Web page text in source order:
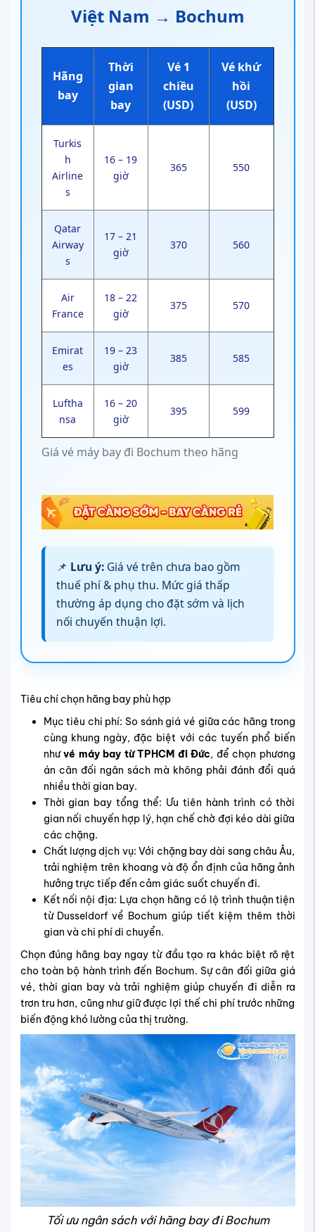
Việt Nam → Bochum
Giá vé máy bay đi Bochum theo hãng
Hãng
bay
Thời
gian
bay
Vé 1
chiều
(USD)
Vé khứ
hồi
(USD)
Turkis
h
Airline
s
16 – 19
giờ
365 550
Qatar
Airway
s
17 – 21
giờ
370 560
Air
France
18 – 22
giờ
375 570
Emirat
es
19 – 23
giờ
385 585
Luftha
nsa
16 – 20
giờ
395 599
📌 Lưu ý:Giá vé trên chưa bao gồm
thuế phí & phụ thu. Mức giá thấp
thường áp dụng cho đặt sớm và lịch
nối chuyến thuận lợi.
Tiêu chí chọn hãng bay phù hợp
Mục tiêu chi phí: So sánh giá vé giữa các hãng trong
cùng khung ngày, đặc biệt với các tuyến phổ biến
nhưvé máy bay từ TPHCM đi Đức, để chọn phương
án cân đối ngân sách mà không phải đánh đổi quá
nhiều thời gian bay.
Thời gian bay tổng thể: Ưu tiên hành trình có thời
gian nối chuyến hợp lý, hạn chế chờ đợi kéo dài giữa
các chặng.
Chất lượng dịch vụ: Với chặng bay dài sang châu Âu,
trải nghiệm trên khoang và độ ổn định của hãng ảnh
hưởng trực tiếp đến cảm giác suốt chuyến đi.
Kết nối nội địa: Lựa chọn hãng có lộ trình thuận tiện
từ Dusseldorf về Bochum giúp tiết kiệm thêm thời
gian và chi phí di chuyển.
Chọn đúng hãng bay ngay từ đầu tạo ra khác biệt rõ rệt
cho toàn bộ hành trình đến Bochum. Sự cân đối giữa giá
vé, thời gian bay và trải nghiệm giúp chuyến đi diễn ra
trơn tru hơn, cũng như giữ được lợi thế chi phí trước những
biến động khó lường của thị trường.
Tối ưu ngân sách với hãng bay đi Bochum